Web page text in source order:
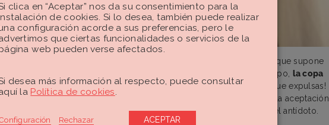
de la copa que menos se menciona es el poder y el
que supone
otros métodos de higiene absorben la regla e invaden tu cuerpo,
la copa
te permite evaluar sucolor , textura… ¡y ser consciente del volumen que expulsas!
copa menstrual comouna puerta de entrada al autoconocimiento
y a la aceptación
que van con el periodo. Si te da asco tu propia regla, este es el antídoto.
clica en “Aceptar” nos da su consentimiento para la
de cookies. Si lo desea, también puede realizar
configuración acorde a sus preferencias, pero le
que ciertas funcionalidades o servicios de la
web pueden verse afectados.
desea más información al respecto, puede consultar
la Política de cookies.
Rechazar ACEPTAR